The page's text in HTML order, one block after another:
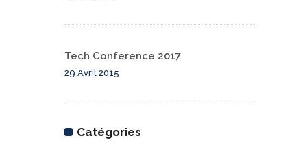
Tech Conference 2017
29 Avril 2015
Catégories